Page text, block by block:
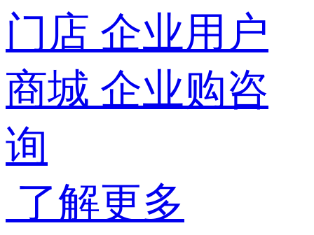
门店 企业用户
商城 企业购咨
询
了解更多